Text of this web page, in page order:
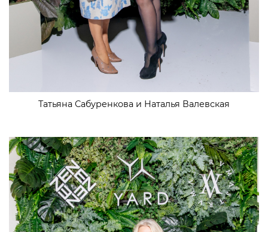
Татьяна Сабуренкова и Наталья Валевская